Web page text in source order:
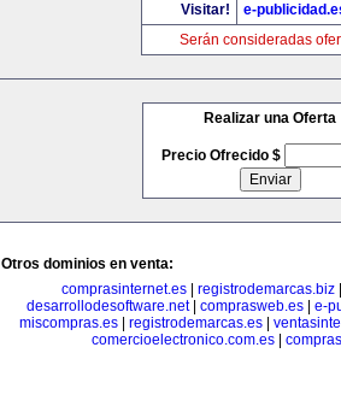
Visitar!
e-
Serán consideradas
Realizar una Oferta
Precio Ofrecido $
Otros dominios en venta:
comprasinternet.es
registrodemarcas.biz
desarrollodesoftware.net| comprasweb.es| e-
miscompras.es
registrodemarcas.es
comercioelectronico.com.es|